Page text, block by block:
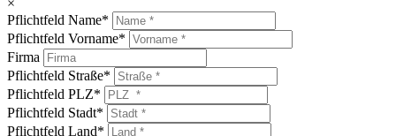
Pflichtfeld Name*
Pflichtfeld Vorname*
Firma
Pflichtfeld Straße*
Pflichtfeld PLZ*
Pflichtfeld Stadt*
Pflichtfeld Land*